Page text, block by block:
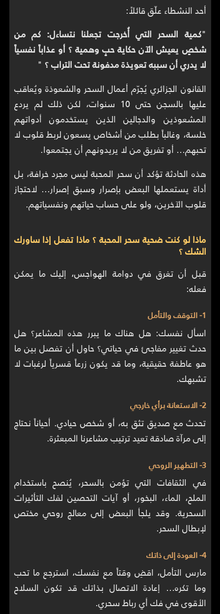
أحد النشطاء علّق قائلاً:
"كمية السحر التي أُخرجت تجعلنا نتساءل: كم من
شخصٍ يعيش الآن حكاية حبٍ وهمية ؟ أو عذاباً نفسياً
لا يدري أن سببه تعويذة مدفونة تحت التراب ؟ "
القانون الجزائري يُجرّم أعمال السحر والشعوذة ويُعاقب
عليها بالسجن حتى 10 سنوات، لكن ذلك لم يردع
المشعوذين والدجالين الذين يستخدمون أدواتهم
خلسة، وغالباً بطلب من أشخاص يسعون لربط قلوب لا
تحبهم… أو تفريق من لا يريدونهم أن يجتمعوا.
هذه الحادثة تؤكد أن سحر المحبة ليس مجرد خرافة، بل
أداة يستعملها البعض بإصرار وسبق إصرار… لاحتجاز
قلوب الآخرين، ولو على حساب حياتهم ونفسياتهم.
ماذا لو كنت ضحية سحر المحبة ؟ ماذا تفعل إذا ساورك
الشك ؟
قبل أن تغرق في دوامة الهواجس، إليك ما يمكن
فعله:
1- التوقف والتأمل
اسأل نفسك: هل هناك ما يبرر هذه المشاعر؟ هل
حدث تغيير مفاجئ في حياتي؟ حاول أن تفصل بين ما
هو عاطفة حقيقية، وما قد يكون زرعاً قسرياً لرغبات لا
تشبهك.
2- الاستعانة برأي خارجي
تحدث مع صديق تثق به، أو شخص حيادي. أحياناً نحتاج
إلى مرآة صادقة تعيد ترتيب مشاعرنا المبعثرة.
3- التطهير الروحي
في الثقافات التي تؤمن بالسحر، يُنصح باستخدام
الملح، الماء، البخور، أو آيات التحصين لفك التأثيرات
السحرية. وقد يلجأ البعض إلى معالج روحي مختص
لإبطال السحر.
4- العودة إلى ذاتك
مارس التأمل، اقضِ وقتاً مع نفسك، استرجع ما تحب
وما تكره… إعادة الاتصال بذاتك قد تكون السلاح
الأقوى في فك أي رباط سحري.